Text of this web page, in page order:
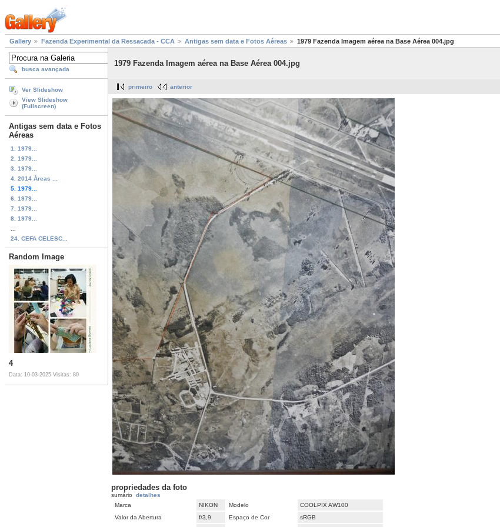
Gallery Fazenda Experimental da Ressacada - CCA Antigas sem data e Fotos Aéreas 1979 Fazenda Imagem aérea na Base Aérea 004.jpg
busca avançada
Ver Slideshow
View Slideshow
(Fullscreen)
Antigas sem data e Fotos
Aéreas
1. 1979...
2. 1979...
3. 1979...
4. 2014 Áreas ...
5. 1979...
6. 1979...
7. 1979...
8. 1979...
24. CEFA CELESC...
Random Image
4
Data: 10-03-2025 Visitas: 80
1979 Fazenda Imagem aérea na Base Aérea 004.jpg
primeiro anterior
propriedades da foto
sumário detalhes
Marca
NIKON Modelo
COOLPIX AW100
Valor da Abertura
f/3,9 Espaço de Cor
sRGB